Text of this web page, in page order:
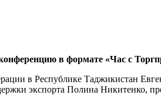
в формате «Час с
в Республике Таджикистан
экспорта Полина Никитенко,